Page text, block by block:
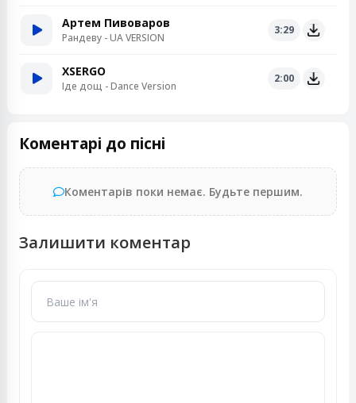
Артем Пивоваров
Рандеву - UA VERSION
3:29
XSERGO
Іде дощ - Dance Version
2:00
Коментарі до пісні
Коментарів поки немає. Будьте першим.
Залишити коментар